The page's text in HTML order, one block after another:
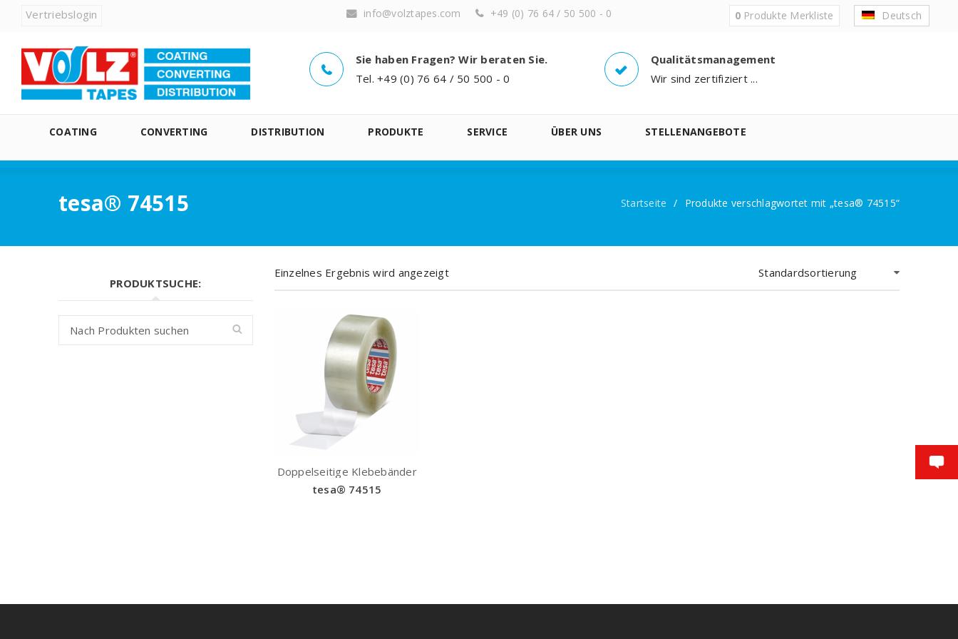
Vertriebslogin info@volztapes.com +49 (0) 76 64 / 50 500 - 0 0Produkte Merkliste Deutsch
Sie haben Fragen? Wir beraten Sie.
Tel. +49 (0) 76 64 / 50 500 - 0
Qualitätsmanagement
Wir sind zertifiziert ...
COATING CONVERTING DISTRIBUTION PRODUKTE SERVICE ÜBER UNS STELLENANGEBOTE
tesa® 74515 Startseite / Produkte verschlagwortet mit „tesa® 74515“
PRODUKTSUCHE:
Einzelnes Ergebnis wird angezeigt Standardsortierung
Doppelseitige Klebebänder
tesa® 74515